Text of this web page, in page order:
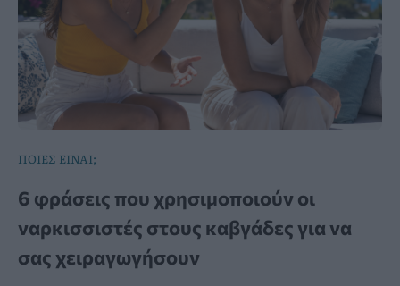
ΠΟΙΕΣ ΕΙΝΑΙ;
6 φράσεις που χρησιμοποιούν οι
ναρκισσιστές στους καβγάδες για να
σας χειραγωγήσουν